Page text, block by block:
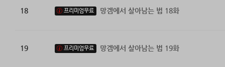
18 프리미엄무료 망겜에서 살아남는 법 18화
19 프리미엄무료 망겜에서 살아남는 법 19화